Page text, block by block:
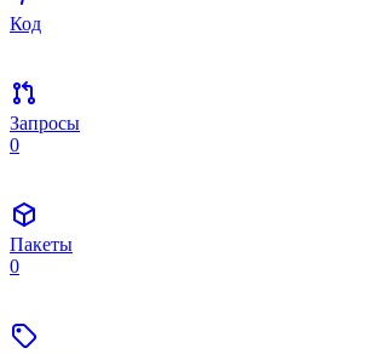
Код
Запросы
0
Пакеты
0